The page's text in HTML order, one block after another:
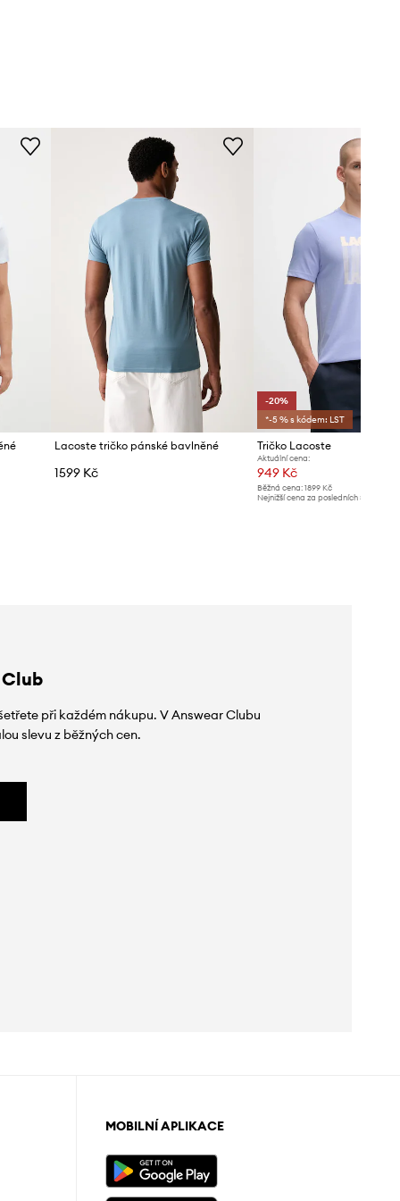
Lacoste tričko pánské bavlněné
1599 Kč
-20%
*-5 % s kódem: LST
Tričko Lacoste
Aktuální cena:
949 Kč
Běžná cena: 1899 Kč
Nejnižší cena za posledních 30 dnů
při každém nákupu. V Answear Clubu
slevu z běžných cen.
MOBILNÍ APLIKACE